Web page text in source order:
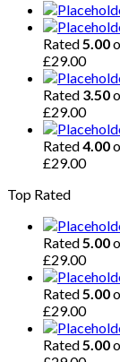
Rated 5.00
£29.00
Rated 3.50
£29.00
Rated4.00
£29.00
Top Rated
Rated 5.00
£29.00
Rated 5.00
£29.00
Rated 5.00